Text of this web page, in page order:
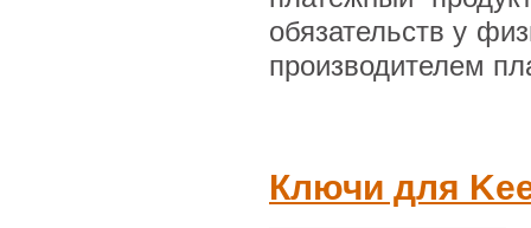
обязательств у
производителем
Ключи для